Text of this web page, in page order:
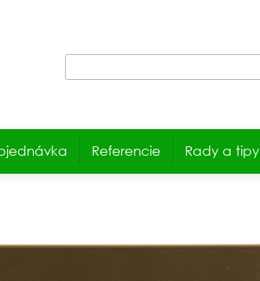
Referencie Rady a tipy